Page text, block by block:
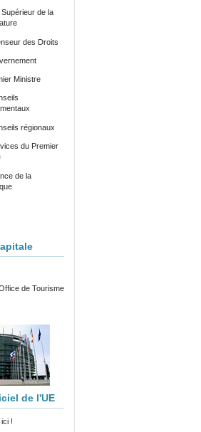
de la
des Droits
Ministre
régionaux
du Premier
de la
de Tourisme
de l'UE
!